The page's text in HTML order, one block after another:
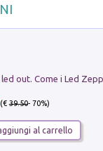
(€39.50- 70%)
al carrello